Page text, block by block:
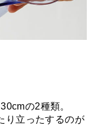
の2種類。
り立ったするのが